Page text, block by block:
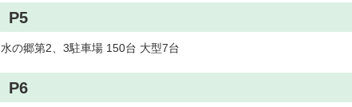
P5
水の郷第2、3駐車場 150台 大型7台
P6